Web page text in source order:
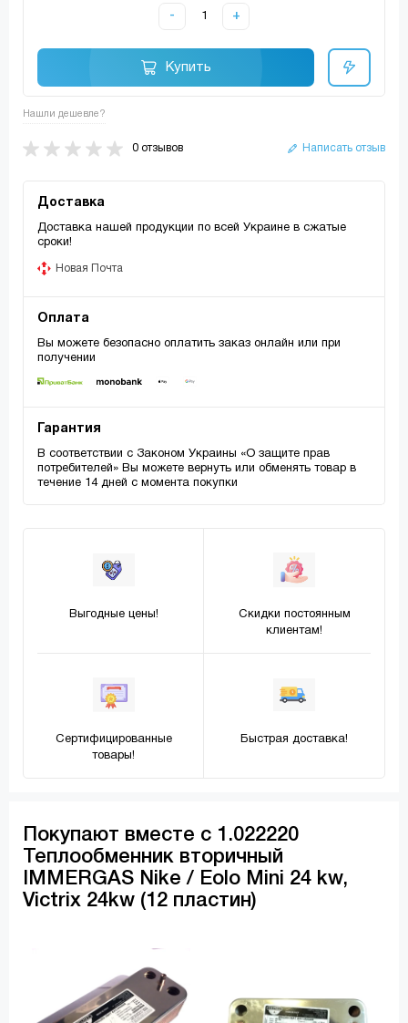
- +
Купить
Нашли дешевле?
0 отзывов Написать отзыв
Доставка
Доставка нашей продукции по всей Украине в сжатые
сроки!
Новая Почта
Оплата
Вы можете безопасно оплатить заказ онлайн или при
получении
Гарантия
В соответствии с Законом Украины «О защите прав
потребителей» Вы можете вернуть или обменять товар в
течение 14 дней с момента покупки
Выгодные цены!
Скидки постоянным
клиентам!
Сертифицированные
товары!
Быстрая доставка!
Покупают вместе с 1.022220
Теплообменник вторичный
IMMERGAS Nike / Eolo Mini 24 kw,
Victrix 24kw (12 пластин)